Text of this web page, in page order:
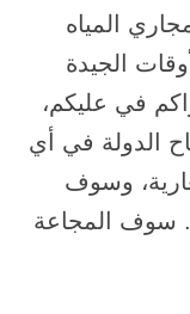
المياه
الجيدة
في عليكم،
الدولة في أي
وسوف
سوف المجاعة